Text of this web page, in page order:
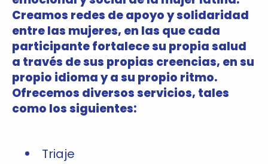
Creamos redes de apoyo y solidaridad
entre las mujeres, en las que cada
participante fortalece su propia salud
a través de sus propias creencias, en su
propio idioma y a su propio ritmo.
Ofrecemos diversos servicios, tales
como los siguientes:
Triaje